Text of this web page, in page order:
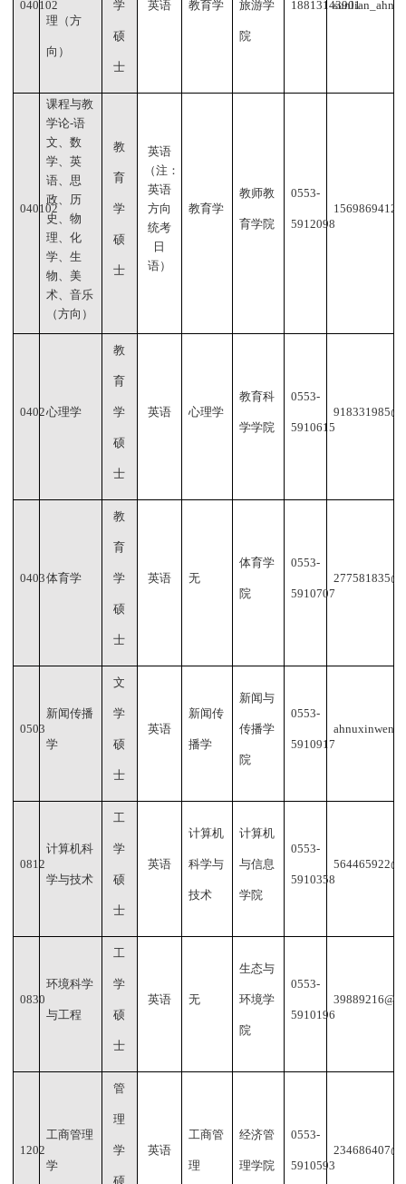
040102
理（方
向）
学
硕
士
英语 教育学 旅游学
院
18813143901
040102
课程与教
学论-语
文、数
学、英
语、思
政、历
史、物
理、化
学、生
物、美
术、音乐
（方向）
教
育
学
硕
士
英语
（注：
英语
方向
统考
日
语）
教育学
教师教
育学院
0553-
5912098
0402心理学
教
育
学
硕
士
英语 心理学
教育科
学学院
0553-
5910615
0403体育学
教
育
学
硕
士
英语 无
体育学
院
0553-
5910707
0503
新闻传播
学
文
学
硕
士
英语
新闻传
播学
新闻与
传播学
院
0553-
5910917
0812
计算机科
学与技术
工
学
硕
士
英语
计算机
科学与
技术
计算机
与信息
学院
0553-
5910358
0830
环境科学
与工程
工
学
硕
士
英语 无
生态与
环境学
院
0553-
5910196
1202
工商管理
学
管
理
学
硕
英语
工商管
理
经济管
理学院
0553-
5910593